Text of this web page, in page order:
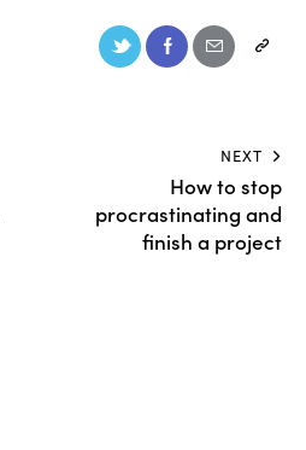
NEXT
How to stop
procrastinating and
finish a project